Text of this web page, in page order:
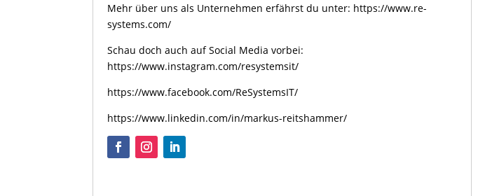
Mehr über uns als Unternehmen erfährst du unter: https://www.re-
systems.com/
Schau doch auch auf Social Media vorbei:
https://www.instagram.com/resystemsit/
https://www.facebook.com/ReSystemsIT/
https://www.linkedin.com/in/markus-reitshammer/